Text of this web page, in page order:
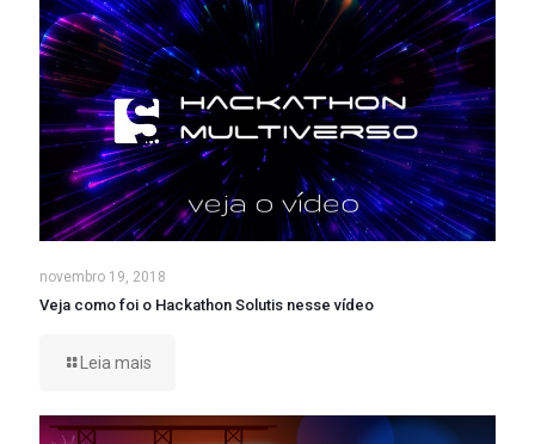
novembro 19, 2018
Veja como foi o Hackathon Solutis nesse vídeo
Leia mais